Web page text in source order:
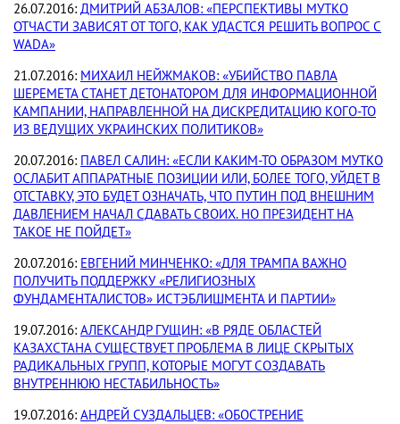
26.07.2016: ДМИТРИЙ АБЗАЛОВ: «ПЕРСПЕКТИВЫ МУТКО
ОТЧАСТИ ЗАВИСЯТ ОТ ТОГО, КАК УДАСТСЯ РЕШИТЬ ВОПРОС С
WADA»
21.07.2016: МИХАИЛ НЕЙЖМАКОВ: «УБИЙСТВО ПАВЛА
ШЕРЕМЕТА СТАНЕТ ДЕТОНАТОРОМ ДЛЯ ИНФОРМАЦИОННОЙ
КАМПАНИИ, НАПРАВЛЕННОЙ НА ДИСКРЕДИТАЦИЮ КОГО-ТО
ИЗ ВЕДУЩИХ УКРАИНСКИХ ПОЛИТИКОВ»
20.07.2016: ПАВЕЛ САЛИН: «ЕСЛИ КАКИМ-ТО ОБРАЗОМ МУТКО
ОСЛАБИТ АППАРАТНЫЕ ПОЗИЦИИ ИЛИ, БОЛЕЕ ТОГО, УЙДЕТ В
ОТСТАВКУ, ЭТО БУДЕТ ОЗНАЧАТЬ, ЧТО ПУТИН ПОД ВНЕШНИМ
ДАВЛЕНИЕМ НАЧАЛ СДАВАТЬ СВОИХ. НО ПРЕЗИДЕНТ НА
ТАКОЕ НЕ ПОЙДЕТ»
20.07.2016: ЕВГЕНИЙ МИНЧЕНКО: «ДЛЯ ТРАМПА ВАЖНО
ПОЛУЧИТЬ ПОДДЕРЖКУ «РЕЛИГИОЗНЫХ
ФУНДАМЕНТАЛИСТОВ» ИСТЭБЛИШМЕНТА И ПАРТИИ»
19.07.2016: АЛЕКСАНДР ГУЩИН: «В РЯДЕ ОБЛАСТЕЙ
КАЗАХСТАНА СУЩЕСТВУЕТ ПРОБЛЕМА В ЛИЦЕ СКРЫТЫХ
РАДИКАЛЬНЫХ ГРУПП, КОТОРЫЕ МОГУТ СОЗДАВАТЬ
ВНУТРЕННЮЮ НЕСТАБИЛЬНОСТЬ»
19.07.2016: АНДРЕЙ СУЗДАЛЬЦЕВ: «ОБОСТРЕНИЕ